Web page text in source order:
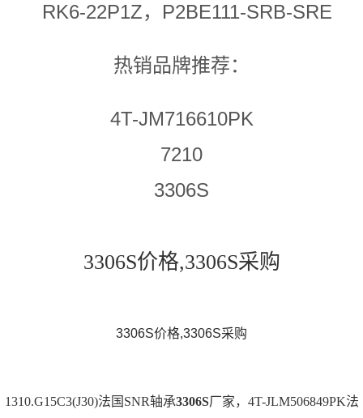
RK6-22P1Z，P2BE111-SRB-SRE
热销品牌推荐：
4T-JM716610PK
7210
3306S
3306S价格,3306S采购
3306S价格,3306S采购
1310.G15C3(J30)法国SNR轴承3306S厂家，4T-JLM506849PK法